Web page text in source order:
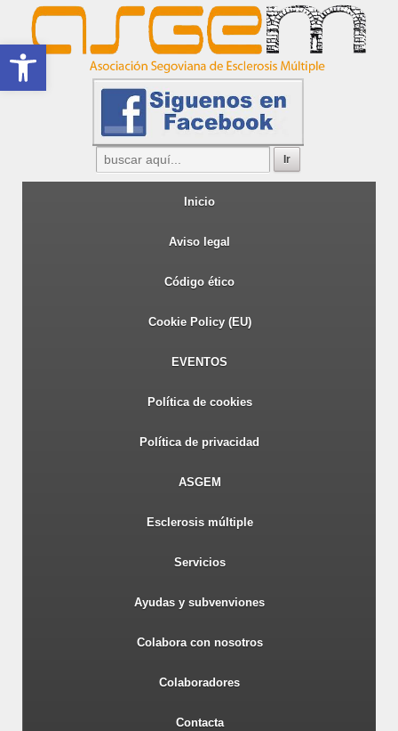
Inicio
Aviso legal
Código ético
Cookie Policy (EU)
EVENTOS
Política de cookies
Política de privacidad
ASGEM
Esclerosis múltiple
Servicios
Ayudas y subvenviones
Colabora con nosotros
Colaboradores
Contacta
Abrir barra de herramientas